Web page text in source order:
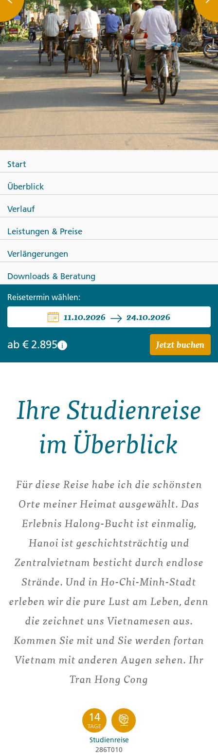
Vietnam ─ Kultur, Küste und
Meer
Start
Überblick
Verlauf
Leistungen & Preise
Verlängerungen
Downloads & Beratung
Reisetermin wählen:
11.10.2026 24.10.2026
ab € 2.895 i Jetzt buchen
Ihre Studienreise
im Überblick
Für diese Reise habe ich die schönsten
Orte meiner Heimat ausgewählt. Das
Erlebnis Halong-Bucht ist einmalig,
Hanoi ist geschichtsträchtig und
Zentralvietnam besticht durch endlose
Strände. Und in Ho-Chi-Minh-Stadt
erleben wir die pure Lust am Leben, denn
die zeichnet uns Vietnamesen aus.
Kommen Sie mit und Sie werden fortan
Vietnam mit anderen Augen sehen. Ihr
Tran Hong Cong
14
TAGE
Studienreise
286T010